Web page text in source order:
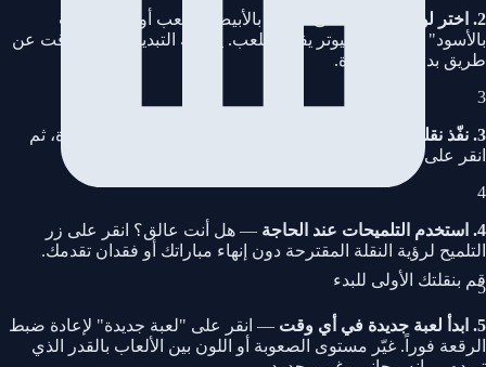
قم بنقلتك الأولى للبدء
2. اختر لونك
— انقر على "العب بالأبيض" لتلعب أولاً، أو "العب
بالأسود" لتترك الكمبيوتر يفتتح اللعب. يمكنك التبديل في أي وقت عن
طريق بدء لعبة جديدة.
3
3. نفّذ نقلتك
— انقر على قطعة لرؤية النقلات القانونية المميزة، ثم
انقر على مربع الوجهة. يستجيب الكمبيوتر فوراً.
4
4. استخدم التلميحات عند الحاجة
— هل أنت عالق؟ انقر على زر
التلميح لرؤية النقلة المقترحة دون إنهاء مباراتك أو فقدان تقدمك.
5
5. ابدأ لعبة جديدة في أي وقت
— انقر على "لعبة جديدة" لإعادة ضبط
الرقعة فوراً. غيّر مستوى الصعوبة أو اللون بين الألعاب بالقدر الذي